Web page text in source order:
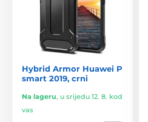
Hybrid Armor Huawei P
smart 2019, crni
Na lageru, u srijedu 12. 8. kod
vas